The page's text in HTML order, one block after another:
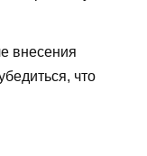
внесения
что